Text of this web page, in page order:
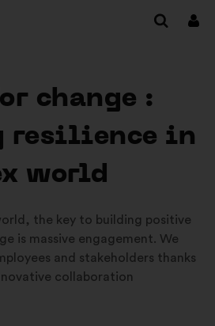
Logi
change :
resilience in
world
the key to building positive
is massive engagement. We
and stakeholders thanks
collaboration